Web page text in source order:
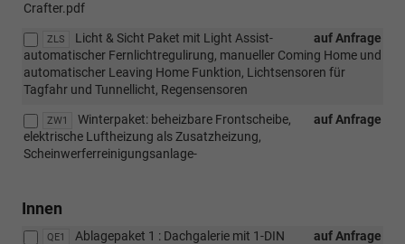
Crafter.pdf
ZLS auf Anfrage
Licht & Sicht Paket mit Light Assist-
automatischer Fernlichtregulirung, manueller Coming Home und
automatischer Leaving Home Funktion, Lichtsensoren für
Tagfahr und Tunnellicht, Regensensoren
ZW1 auf Anfrage
Winterpaket: beheizbare Frontscheibe,
elektrische Luftheizung als Zusatzheizung,
Scheinwerferreinigungsanlage-
Innen
QE1 auf Anfrage
Ablagepaket 1 : Dachgalerie mit 1-DIN